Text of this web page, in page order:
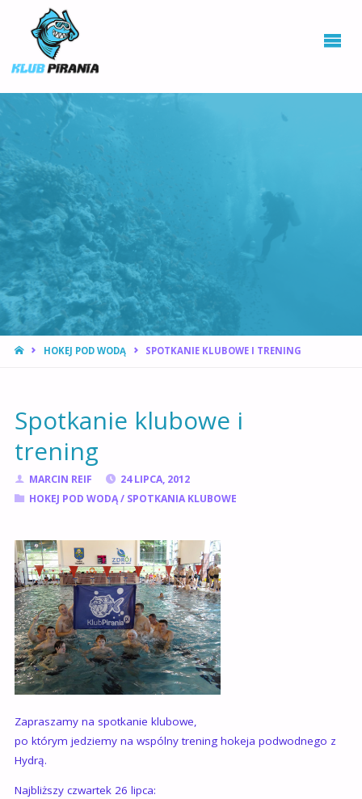
HOKEJ
STRONA
HOKEJ POD WODĄ SPOTKANIE KLUBOWE I TRENING
Spotkanie klubowe i
trening
MARCIN REIF
24 LIPCA, 2012
HOKEJ POD WODĄ/ SPOTKANIA KLUBOWE
Zapraszamy na spotkanie klubowe,
po którym jedziemy na wspólny trening hokeja podwodnego z
Hydrą.
Najbliższy czwartek 26 lipca: